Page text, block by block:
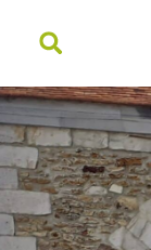
principal